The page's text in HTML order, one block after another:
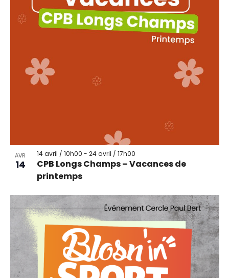
AVR
14
CPB Longs Champs – Vacances de
printemps
14 avril / 10h00 - 24 avril / 17h00